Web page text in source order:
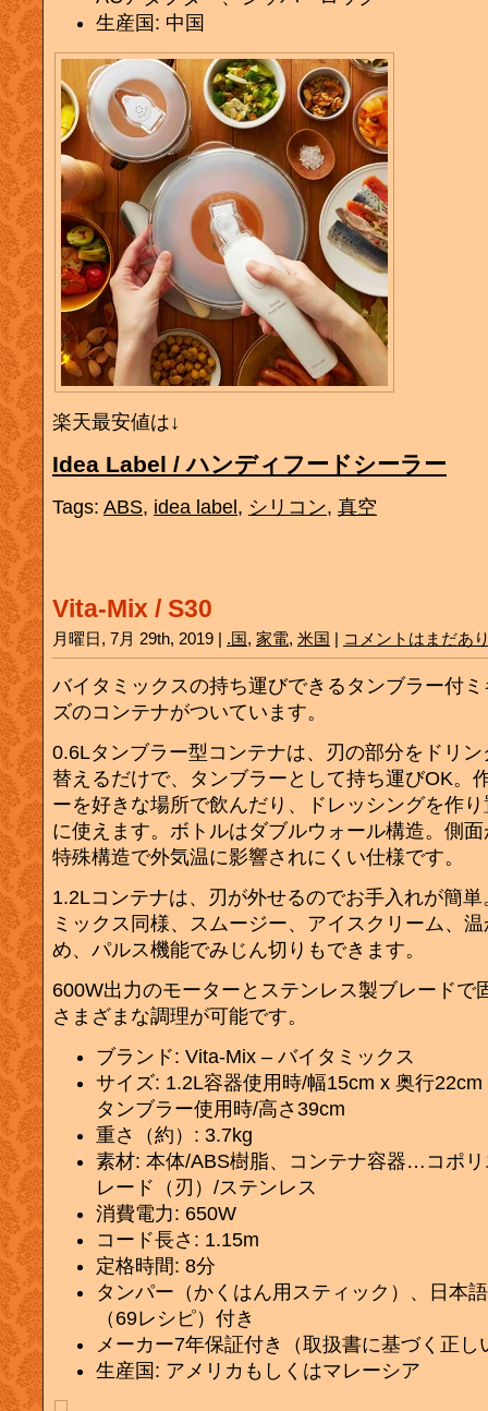
生産国: 中国
楽天最安値は↓
Idea Label / ハンディフードシーラー
Tags: ABS, idea label , シリコン, 真空
Vita-Mix / S30
月曜日, 7月 29th, 2019 | .国 , 家電, 米国 コメントはまだあ
バイタミックスの持ち運びできるタンブラー付
ズのコンテナがついています。
0.6Lタンブラー型コンテナは、刃の部分をドリ
替えるだけで、タンブラーとして持ち運びOK。
ーを好きな場所で飲んだり、ドレッシングを作
に使えます。ボトルはダブルウォール構造。側
特殊構造で外気温に影響されにくい仕様です。
1.2Lコンテナは、刃が外せるのでお手入れが簡
ミックス同様、スムージー、アイスクリーム、
め、パルス機能でみじん切りもできます。
600W出力のモーターとステンレス製ブレードで
さまざまな調理が可能です。
ブランド: Vita-Mix – バイタミックス
サイズ: 1.2L容器使用時/幅15cm x 奥行
タンブラー使用時/高さ39cm
重さ（約）: 3.7kg
素材: 本体/ABS樹脂、コンテナ容器…コポ
レード（刃）/ステンレス
消費電力: 650W
コード長さ: 1.15m
定格時間: 8分
タンパー（かくはん用スティック）、日本
（69レシピ）付き
メーカー7年保証付き（取扱書に基づく正し
生産国: アメリカもしくはマレーシア